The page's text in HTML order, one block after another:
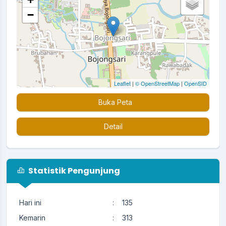
−
Leaflet | © OpenStreetMap | OpenSID
Buka Peta
Detail
Statistik Pengunjung
Hari ini :
135
Kemarin
: 313